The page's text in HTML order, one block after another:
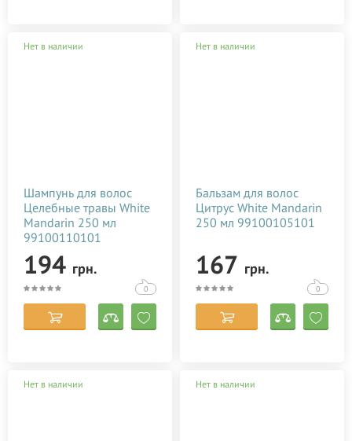
Ziaja
Сибирское здоровье
Нет в наличии
Шампунь для волос
Целебные травы White
Mandarin 250 мл
99100110101
194 грн.
0
Нет в наличии
Бальзам для волос
Цитрус White Mandarin
250 мл 99100105101
167 грн.
0
Нет в наличии Нет в наличии